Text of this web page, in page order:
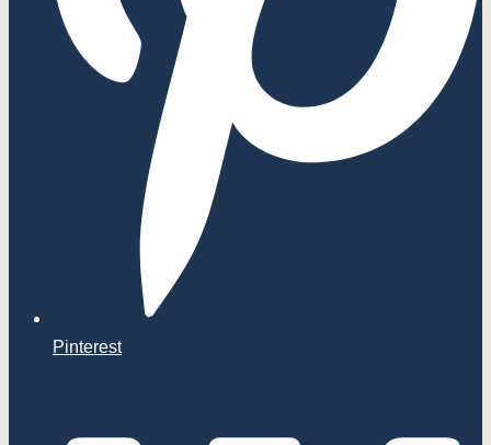
Pinterest